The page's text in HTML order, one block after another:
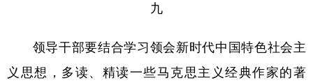
九
领导干部要结合学习领会新时代中国特色社会主
义思想，多读、精读一些马克思主义经典作家的著